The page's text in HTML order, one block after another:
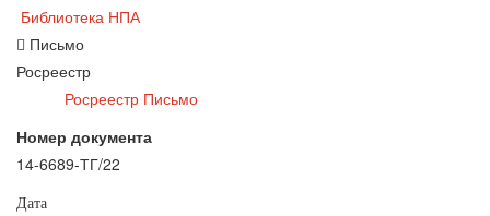
Библиотека НПА
Письмо
Росреестр
Росреестр Письмо
Номер документа
14-6689-ТГ/22
Дата